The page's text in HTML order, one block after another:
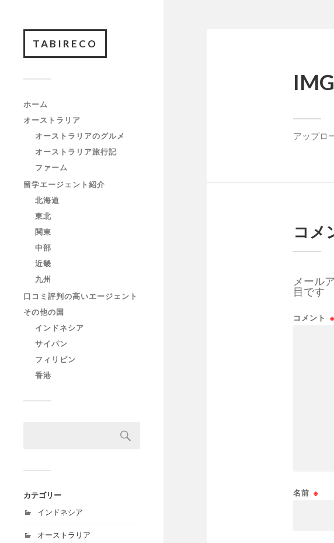
TABIRECO
ホーム
オーストラリア
オーストラリアのグルメ
オーストラリア旅行記
ファーム
留学エージェント紹介
北海道
東北
関東
中部
近畿
九州
口コミ評判の高いエージェント
その他の国
インドネシア
サイパン
フィリピン
香港
カテゴリー
インドネシア
オーストラリア
アップロ
コメ
メール
目です
コメント ※
名前 ※